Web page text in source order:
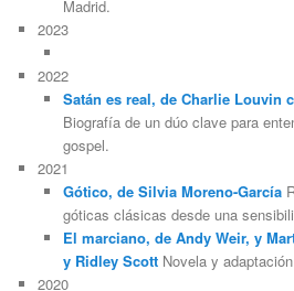
Madrid.
2023
2022
Satán es real, de Charlie Louvin
Biografía de un dúo clave para
gospel.
2021
Gótico, de Silvia Moreno-García
góticas clásicas desde una
El marciano, de Andy Weir, y
y Ridley ScottNovela y
2020